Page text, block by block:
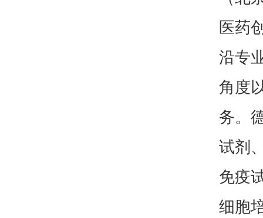
医药
沿专
角度
务。
试剂
免疫
细胞